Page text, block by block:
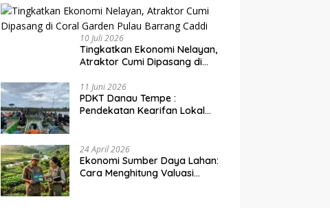
10 Juli 2026
Tingkatkan Ekonomi Nelayan,
Atraktor Cumi Dipasang di
Caddi
11 Juni 2026
PDKT Danau Tempe :
Pendekatan Kearifan Lokal
24 April 2026
Ekonomi Sumber Daya Lahan:
Cara Menghitung Valuasi